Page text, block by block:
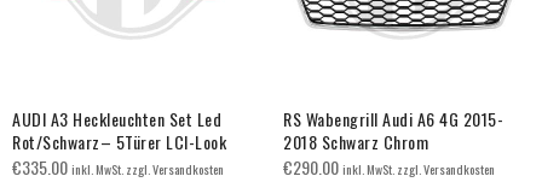
AUDI A3 Heckleuchten Set Led
Rot/Schwarz– 5Türer LCI-Look
€335.00inkl. MwSt. zzgl. Versandkosten
RS Wabengrill Audi A6 4G 2015-
2018 Schwarz Chrom
€290.00inkl. MwSt. zzgl. Versandkosten